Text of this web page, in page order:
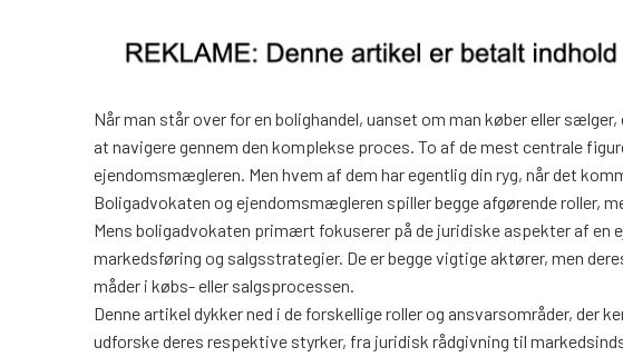
Når man står over for en bolighandel, uanset om man køber eller
at navigere gennem den komplekse proces. To af de mest centrale
ejendomsmægleren. Men hvem af dem har egentlig din ryg, når det
Boligadvokaten og ejendomsmægleren spiller begge afgørende roller,
Mens boligadvokaten primært fokuserer på de juridiske aspekter af en
markedsføring og salgsstrategier. De er begge vigtige aktører, men
måder i købs- eller salgsprocessen.
Denne artikel dykker ned i de forskellige roller og ansvarsområder, der
udforske deres respektive styrker, fra juridisk rådgivning til